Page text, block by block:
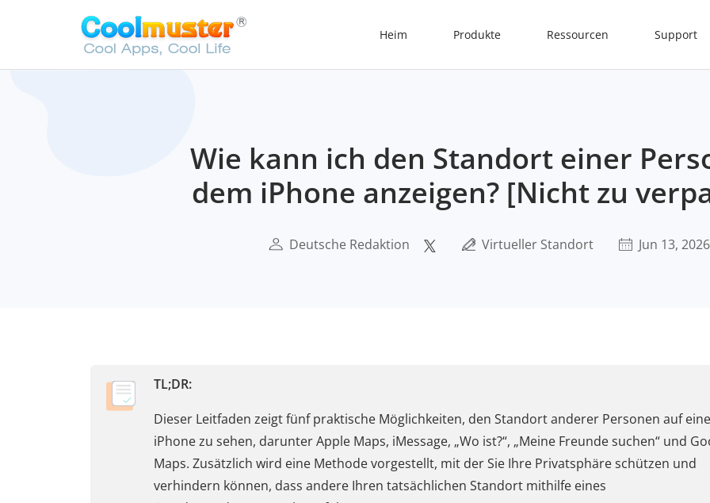
Heim Produkte Ressourcen Support
Wie kann ich den Standort einer
dem iPhone anzeigen? [Nicht zu
Deutsche Redaktion Virtueller Standort Jun 13, 2026
TL;DR:
Dieser Leitfaden zeigt fünf praktische Möglichkeiten, den Standort anderer Personen auf
iPhone zu sehen, darunter Apple Maps, iMessage, „Wo ist?“, „Meine Freunde suchen“ und
Maps. Zusätzlich wird eine Methode vorgestellt, mit der Sie Ihre Privatsphäre schützen und
verhindern können, dass andere Ihren tatsächlichen Standort mithilfe eines